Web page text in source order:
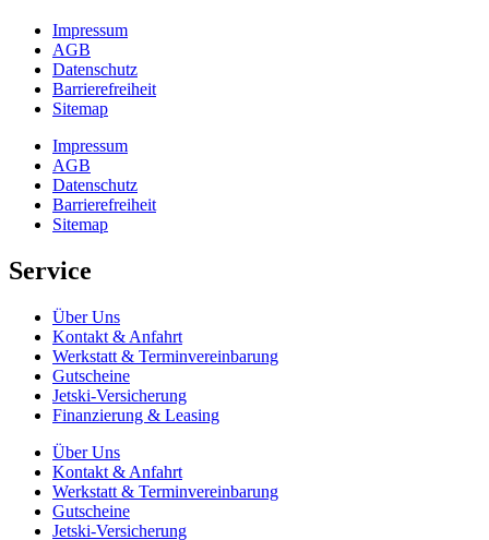
Impressum
AGB
Datenschutz
Barrierefreiheit
Sitemap
Impressum
AGB
Datenschutz
Barrierefreiheit
Sitemap
Service
Über Uns
Kontakt & Anfahrt
Werkstatt & Terminvereinbarung
Gutscheine
Jetski-Versicherung
Finanzierung & Leasing
Über Uns
Kontakt & Anfahrt
Werkstatt & Terminvereinbarung
Gutscheine
Jetski-Versicherung